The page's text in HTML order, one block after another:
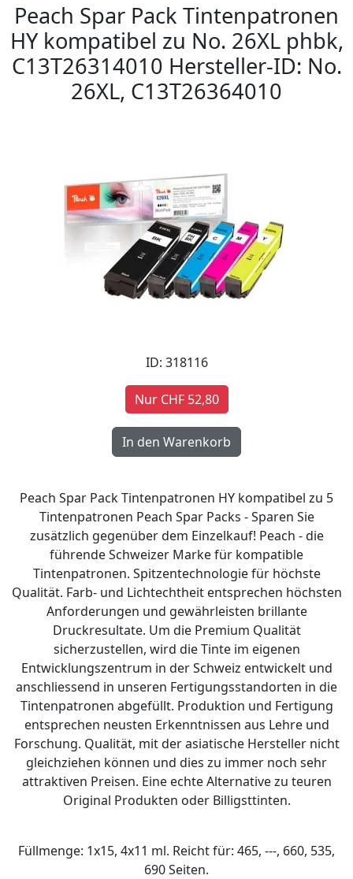
Peach Spar Pack Tintenpatronen
HY kompatibel zu No. 26XL phbk,
C13T26314010 Hersteller-ID: No.
26XL, C13T26364010
ID: 318116
Nur CHF 52,80
Peach Spar Pack Tintenpatronen HY kompatibel zu 5
Tintenpatronen Peach Spar Packs - Sparen Sie
zusätzlich gegenüber dem Einzelkauf! Peach - die
führende Schweizer Marke für kompatible
Tintenpatronen. Spitzentechnologie für höchste
Qualität. Farb- und Lichtechtheit entsprechen höchsten
Anforderungen und gewährleisten brillante
Druckresultate. Um die Premium Qualität
sicherzustellen, wird die Tinte im eigenen
Entwicklungszentrum in der Schweiz entwickelt und
anschliessend in unseren Fertigungsstandorten in die
Tintenpatronen abgefüllt. Produktion und Fertigung
entsprechen neusten Erkenntnissen aus Lehre und
Forschung. Qualität, mit der asiatische Hersteller nicht
gleichziehen können und dies zu immer noch sehr
attraktiven Preisen. Eine echte Alternative zu teuren
Original Produkten oder Billigsttinten.
Füllmenge: 1x15, 4x11 ml. Reicht für: 465, ---, 660, 535,
690 Seiten.